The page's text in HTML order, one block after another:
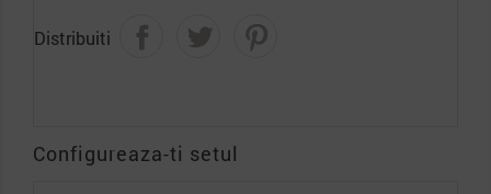
Distribuiti
Configureaza-ti setul